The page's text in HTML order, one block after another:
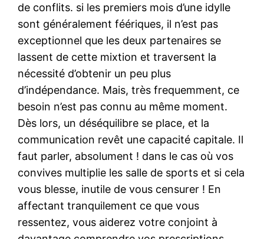
de conflits. si les premiers mois d’une idylle
sont généralement féériques, il n’est pas
exceptionnel que les deux partenaires se
lassent de cette mixtion et traversent la
nécessité d’obtenir un peu plus
d’indépendance. Mais, très frequemment, ce
besoin n’est pas connu au même moment.
Dès lors, un déséquilibre se place, et la
communication revêt une capacité capitale. Il
faut parler, absolument ! dans le cas où vos
convives multiplie les salle de sports et si cela
vous blesse, inutile de vous censurer ! En
affectant tranquilement ce que vous
ressentez, vous aiderez votre conjoint à